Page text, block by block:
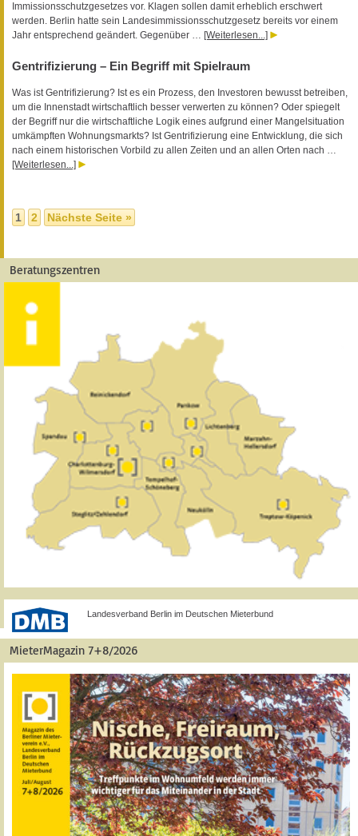
Immissionsschutzgesetzes vor. Klagen sollen damit erheblich erschwert
werden. Berlin hatte sein Landesimmissionsschutzgesetz bereits vor einem
Jahr entsprechend geändert. Gegenüber … [Weiterlesen...]
Gentrifizierung – Ein Begriff mit Spielraum
Was ist Gentrifizierung? Ist es ein Prozess, den Investoren bewusst betreiben,
um die Innenstadt wirtschaftlich besser verwerten zu können? Oder spiegelt
der Begriff nur die wirtschaftliche Logik eines aufgrund einer Mangelsituation
umkämpften Wohnungsmarkts? Ist Gentrifizierung eine Entwicklung, die sich
nach einem historischen Vorbild zu allen Zeiten und an allen Orten nach …
[Weiterlesen...]
1 2 Nächste Seite »
Beratungszentren
Landesverband Berlin im Deutschen Mieterbund
MieterMagazin 7+8/2026